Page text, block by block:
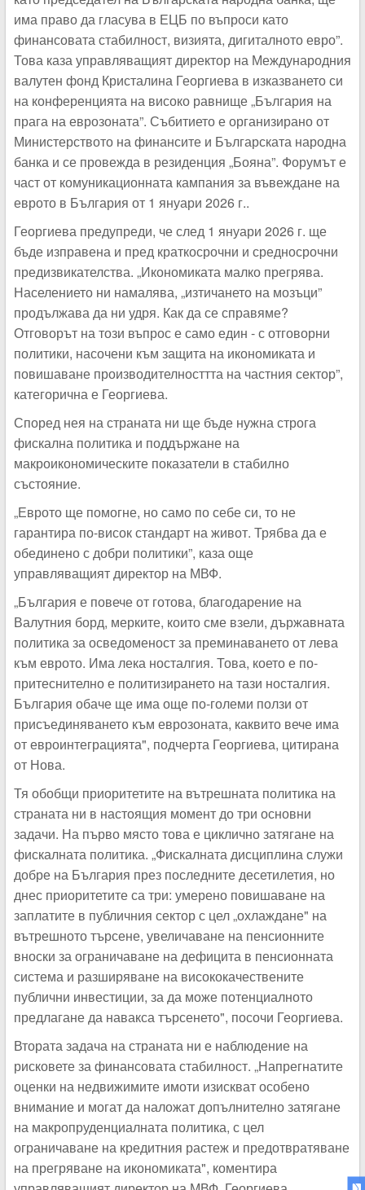
има право да гласува в ЕЦБ по въпроси като
финансовата стабилност, визията, дигиталното евро”.
Това каза управляващият директор на Международния
валутен фонд Кристалина Георгиева в изказването си
на конференцията на високо равнище „България на
прага на еврозоната”. Събитието е организирано от
Министерството на финансите и Българската народна
банка и се провежда в резиденция „Бояна”. Форумът е
част от комуникационната кампания за въвеждане на
еврото в България от 1 януари 2026 г..
Георгиева предупреди, че след 1 януари 2026 г. ще
бъде изправена и пред краткосрочни и средносрочни
предизвикателства. „Икономиката малко прегрява.
Населението ни намалява, „изтичането на мозъци”
продължава да ни удря. Как да се справяме?
Отговорът на този въпрос е само един - с отговорни
политики, насочени към защита на икономиката и
повишаване производителносттта на частния сектор”,
категорична е Георгиева.
Според нея на страната ни ще бъде нужна строга
фискална политика и поддържане на
макроикономическите показатели в стабилно
състояние.
„Еврото ще помогне, но само по себе си, то не
гарантира по-висок стандарт на живот. Трябва да е
обединено с добри политики”, каза още
управляващият директор на МВФ.
„България е повече от готова, благодарение на
Валутния борд, мерките, които сме взели, държавната
политика за осведоменост за преминаването от лева
към еврото. Има лека носталгия. Това, което е по-
притеснително е политизирането на тази носталгия.
България обаче ще има още по-големи ползи от
присъединяването към еврозоната, каквито вече има
от евроинтеграцията", подчерта Георгиева, цитирана
от Нова.
Тя обобщи приоритетите на вътрешната политика на
страната ни в настоящия момент до три основни
задачи. На първо място това е циклично затягане на
фискалната политика. „Фискалната дисциплина служи
добре на България през последните десетилетия, но
днес приоритетите са три: умерено повишаване на
заплатите в публичния сектор с цел „охлаждане" на
вътрешното търсене, увеличаване на пенсионните
вноски за ограничаване на дефицита в пенсионната
система и разширяване на висококачествените
публични инвестиции, за да може потенциалното
предлагане да навакса търсенето", посочи Георгиева.
Втората задача на страната ни е наблюдение на
рисковете за финансовата стабилност. „Напрегнатите
оценки на недвижимите имоти изискват особено
внимание и могат да наложат допълнително затягане
на макропруденциалната политика, с цел
ограничаване на кредитния растеж и предотвратяване
на прегряване на икономиката", коментира